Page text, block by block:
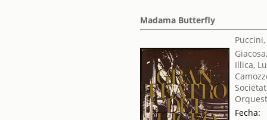
Madama Butterfly
Illica,
Fecha: